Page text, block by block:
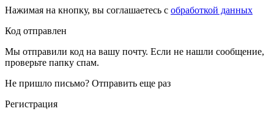
Нажимая на кнопку, вы соглашаетесь с обработкой данных
Код отправлен
Мы отправили код на вашу почту. Если не нашли сообщение,
проверьте папку спам.
Не пришло письмо? Отправить еще раз
Регистрация